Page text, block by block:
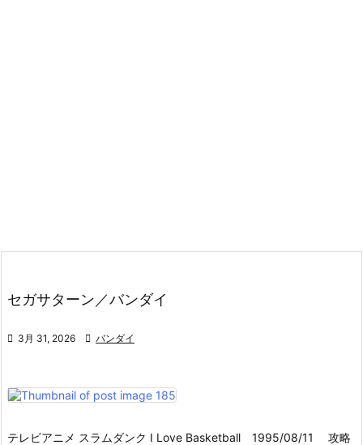
セガサターン／バンダイ
 3月 31, 2026  バンダイ
テレビアニメ スラムダンク I Love Basketball 1995/08/11 攻略